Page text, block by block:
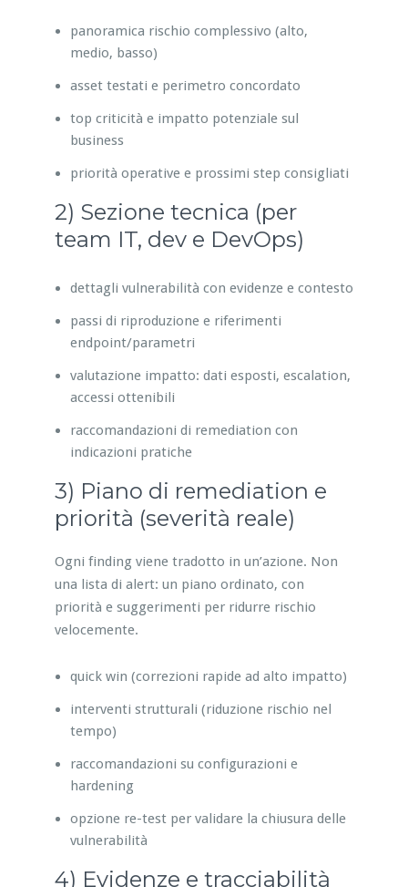
panoramica rischio complessivo (alto,
medio, basso)
asset testati e perimetro concordato
top criticità e impatto potenziale sul
business
priorità operative e prossimi step consigliati
2) Sezione tecnica (per
team IT, dev e DevOps)
dettagli vulnerabilità con evidenze e contesto
passi di riproduzione e riferimenti
endpoint/parametri
valutazione impatto: dati esposti, escalation,
accessi ottenibili
raccomandazioni di remediation con
indicazioni pratiche
3) Piano di remediation e
priorità (severità reale)
Ogni finding viene tradotto in un’azione. Non
una lista di alert: un piano ordinato, con
priorità e suggerimenti per ridurre rischio
velocemente.
quick win (correzioni rapide ad alto impatto)
interventi strutturali (riduzione rischio nel
tempo)
raccomandazioni su configurazioni e
hardening
opzione re-test per validare la chiusura delle
vulnerabilità
4) Evidenze e tracciabilità